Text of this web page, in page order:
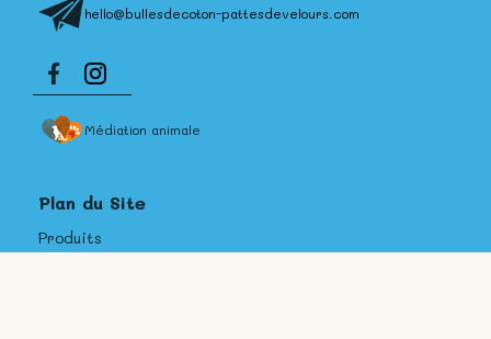
hello@bullesdecoton-pattesdevelours.com
Médiation animale
Plan du Site
Produits